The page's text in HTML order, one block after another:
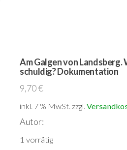
Am Galgen von Landsberg.
schuldig? Dokumentation
9,70€
inkl. 7 % MwSt. zzgl.
Autor:
1 vorrätig